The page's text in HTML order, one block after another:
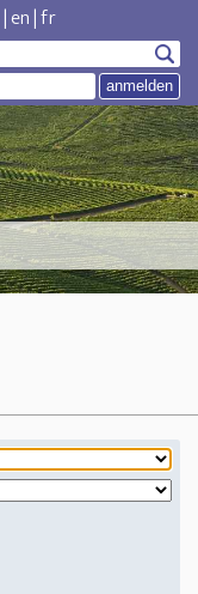
|en|fr